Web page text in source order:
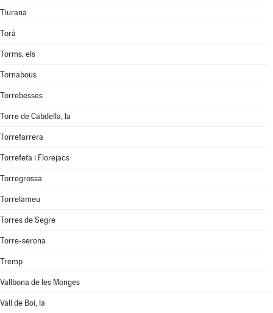
Tiurana
Torà
Torms, els
Tornabous
Torrebesses
Torre de Cabdella, la
Torrefarrera
Torrefeta i Florejacs
Torregrossa
Torrelameu
Torres de Segre
Torre-serona
Tremp
Vallbona de les Monges
Vall de Boí, la